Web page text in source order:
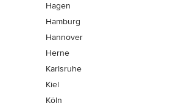
Hagen
Hamburg
Hannover
Herne
Karlsruhe
Kiel
Köln